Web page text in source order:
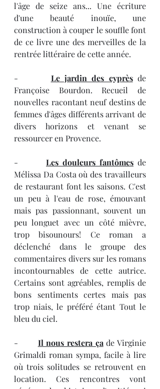
l'âge de seize ans... Une écriture
d'une beauté inouïe, une
construction à couper le souffle font
de ce livre une des merveilles de la
rentrée littéraire de cette année.
- Le jardin des cyprès de
Françoise Bourdon. Recueil de
nouvelles racontant neuf destins de
femmes d'âges différents arrivant de
divers horizons et venant se
ressourcer en Provence.
- Les douleurs fantômes de
Mélissa Da Costa où des travailleurs
de restaurant font les saisons. C'est
un peu à l'eau de rose, émouvant
mais pas passionnant, souvent un
peu longuet avec un côté mièvre,
trop bisounours! Ce roman a
déclenché dans le groupe des
commentaires divers sur les romans
incontournables de cette autrice.
Certains sont agréables, remplis de
bons sentiments certes mais pas
trop niais, le préféré étant Tout le
bleu du ciel.
- Il nous restera ça de Virginie
Grimaldi roman sympa, facile à lire
où trois solitudes se retrouvent en
location. Ces rencontres vont